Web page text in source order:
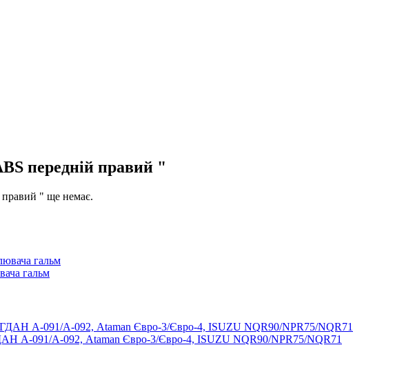
передній правий "
правий " ще немає.
гальм
А-091/А-092, Ataman Євро-3/Євро-4, ISUZU NQR90/NPR75/NQR71